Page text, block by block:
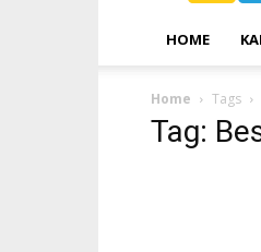
HOME
Home Tags
Tag: